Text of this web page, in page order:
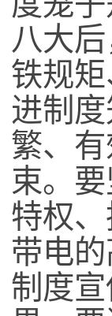
八大
铁规
进制
繁、
束。
特权
带电的
制度